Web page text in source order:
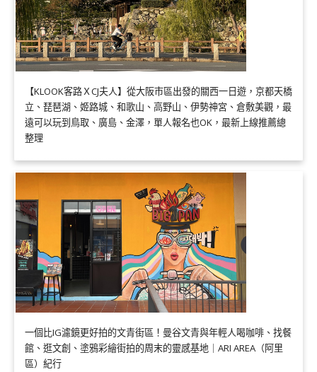
【KLOOK客路ＸCJ夫人】從大阪市區出發的關西一日遊，京都天橋
立、琵琶湖、姬路城、和歌山、高野山、伊勢神宮、倉敷美觀，最
遠可以玩到鳥取、廣島、金澤，單人報名也OK，最新上線推薦總
整理
一個比IG濾鏡更好拍的文青街區！曼谷文青與年輕人喝咖啡、找餐
館、逛文創、塗鴉彩繪街拍的周末的靈感基地｜ARI AREA（阿里
區）紀行